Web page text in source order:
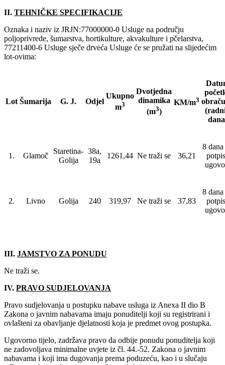
II. TEHNIČKE SPECIFIKACIJE
Oznaka i naziv iz JRJN:77000000-0 Usluge na području
poljoprivrede, šumarstva, hortikulture, akvakulture i pčelarstva,
77211400-6 Usluge sječe drveća Usluge će se pružati na slijedećim
lot-ovima:
Lot Šumarija G. J. Odjel
Ukupno
m3
Dvotjedna
dinamika
(m3)
KM/m3
1. Glamoč
Staretina-
Golija
38a,
19a
1261,44 Ne traži se 36,21
8
2. Livno Golija 240 319,97 Ne traži se 37,83
8
III. JAMSTVO ZA PONUDU
Ne traži se.
IV. PRAVO SUDJELOVANJA
Pravo sudjelovanja u postupku nabave usluga iz Anexa II dio B
Zakona o javnim nabavama imaju ponuditelji koji su registrirani i
ovlašteni za obavljanje djelatnosti koja je predmet ovog postupka.
Ugovorno tijelo, zadržava pravo da odbije ponudu ponuditelja koji
ne zadovoljava minimalne uvjete iz čl. 44.-52. Zakona o javnim
nabavama i koji ima dugovanja prema poduzeću, kao i u slučaju